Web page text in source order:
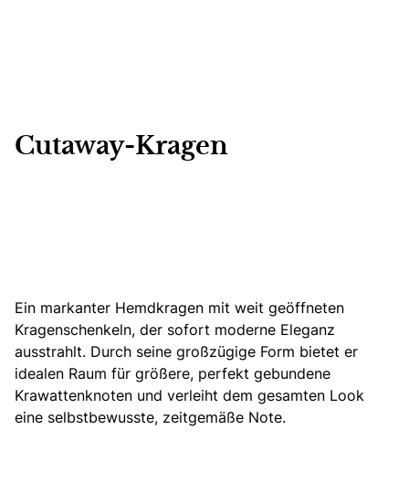
Cutaway-Kragen
Ein markanter Hemdkragen mit weit geöffneten
Kragenschenkeln, der sofort moderne Eleganz
ausstrahlt. Durch seine großzügige Form bietet er
idealen Raum für größere, perfekt gebundene
Krawattenknoten und verleiht dem gesamten Look
eine selbstbewusste, zeitgemäße Note.